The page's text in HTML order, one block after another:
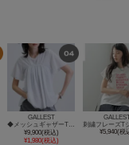
GALLEST
¥9,900(税込)
¥1,980(税込)
¥5,940(税